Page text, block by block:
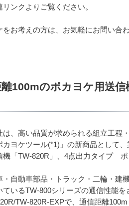
ンクよりご覧ください。
お考えの方は、お気軽にお問い合わ
離100mのポカヨケ用送
は、高い品質が求められる組立工程
カヨケツール(*1)」の新商品として
「TW-820R」、4点出力タイプ ポ
・自動車部品・トラック・二輪・建
いるTW-800シリーズの通信性能を
TW-820R-EXPで、通信距離100m